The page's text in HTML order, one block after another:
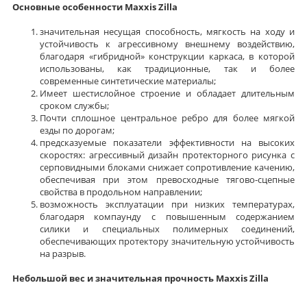
Основные особенности Maxxis Zilla
значительная несущая способность, мягкость на ходу и
устойчивость к агрессивному внешнему воздействию,
благодаря «гибридной» конструкции каркаса, в которой
использованы, как традиционные, так и более
современные синтетические материалы;
Имеет шестислойное строение и обладает длительным
сроком службы;
Почти сплошное центральное ребро для более мягкой
езды по дорогам;
предсказуемые показатели эффективности на высоких
скоростях: агрессивный дизайн протекторного рисунка с
серповидными блоками снижает сопротивление качению,
обеспечивая при этом превосходные тягово-сцепные
свойства в продольном направлении;
возможность эксплуатации при низких температурах,
благодаря компаунду с повышенным содержанием
силики и специальных полимерных соединений,
обеспечивающих протектору значительную устойчивость
на разрыв.
Небольшой вес и значительная прочность Maxxis Zilla